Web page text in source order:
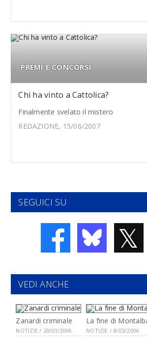
PREMI E CONCORSI
Chi ha vinto a Cattolica?
Finalmente svelato il mistero
REDAZIONE, 15/06/2007
SEGUICI SU
𝕏
VEDI ANCHE
Zanardi criminale
NOTIZIE / 20/03/2006
La fine di
NOTIZIE / 8/03/2006